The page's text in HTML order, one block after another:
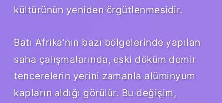
kültürünün yeniden örgütlenmesidir.
Batı Afrika’nın bazı bölgelerinde yapılan
saha çalışmalarında, eski döküm demir
tencerelerin yerini zamanla alüminyum
kapların aldığı görülür. Bu değişim,